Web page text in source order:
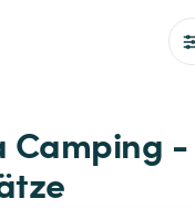
Camping -